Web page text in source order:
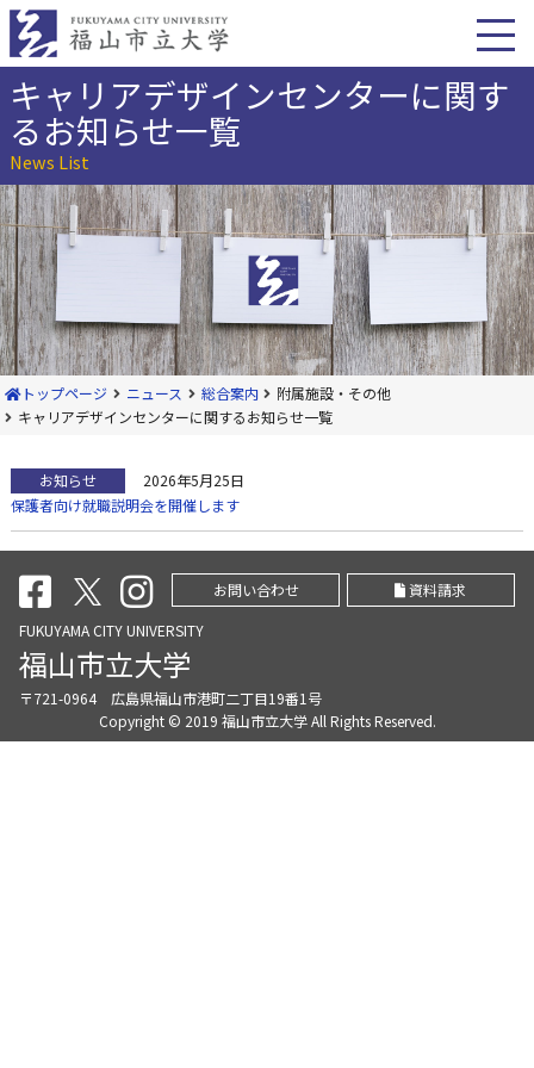
本
へ
キャリアデザインセンターに関す
るお知らせ一覧
News List
トップページ ニュース 総合案内
附属施設・その他
キャリアデザインセンターに関するお知らせ一覧
お知らせ
2026年5月25日
保護者向け就職説明会を開催します
お問い合わせ
資料請求
FUKUYAMA CITY UNIVERSITY
福山市立大学
〒721-0964 広島県福山市港町二丁目19番1号
Copyright © 2019 福山市立大学 All Rights Reserved.